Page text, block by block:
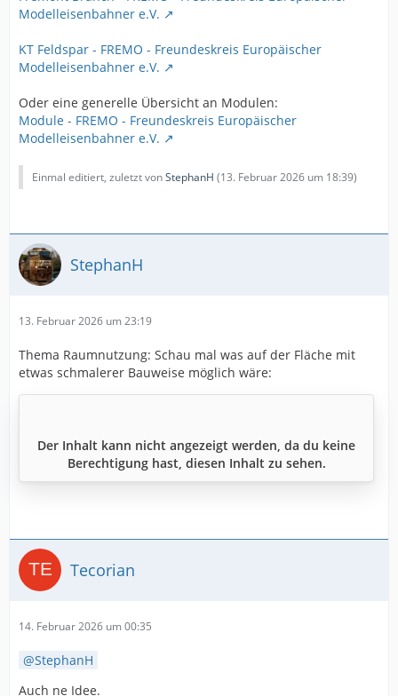
Modelleisenbahner e.V.
KT Feldspar - FREMO - Freundeskreis Europäischer
Modelleisenbahner e.V.
Oder eine generelle Übersicht an Modulen:
Module - FREMO - Freundeskreis Europäischer
Modelleisenbahner e.V.
Einmal editiert, zuletzt vonStephanH (13. Februar 2026 um 18:39)
StephanH
13. Februar 2026 um 23:19
Thema Raumnutzung: Schau mal was auf der Fläche mit
etwas schmalerer Bauweise möglich wäre:
Der Inhalt kann nicht angezeigt werden, da du keine
Berechtigung hast, diesen Inhalt zu sehen.
Tecorian
14. Februar 2026 um 00:35
StephanH
Auch ne Idee.